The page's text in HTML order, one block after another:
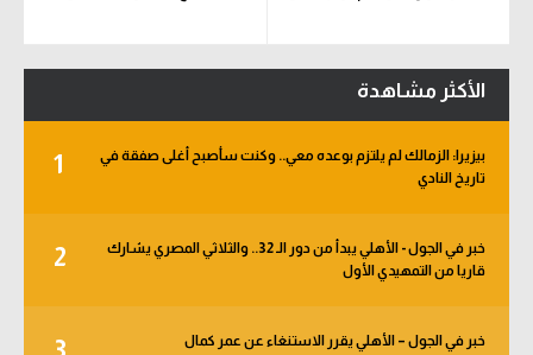
الأكثر مشاهدة
1
بيزيرا: الزمالك لم يلتزم بوعده معي.. وكنت سأصبح أغلى صفقة في
تاريخ النادي
2
خبر في الجول - الأهلي يبدأ من دور الـ 32.. والثلاثي المصري يشارك
قاريا من التمهيدي الأول
خبر في الجول – الأهلي يقرر الاستنغاء عن عمر كمال